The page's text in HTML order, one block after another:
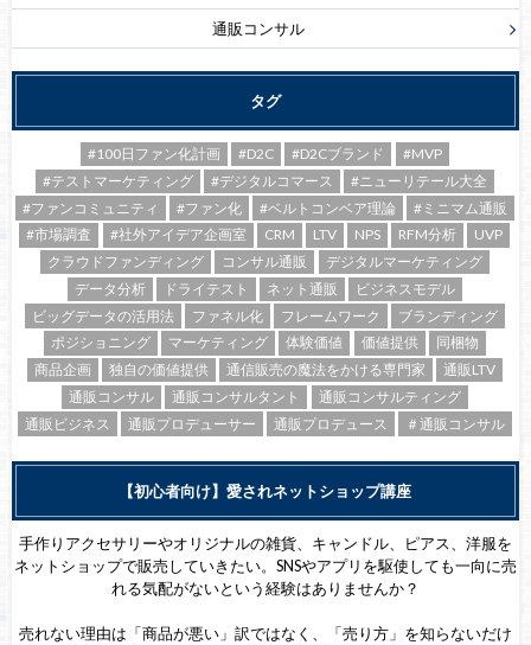
通販コンサル
タグ
#100日ファン化計画 #D2C #D2Cブランド
#MVP
#テストマーケティング
#デジタルコマース
#ニューリテール大全
#ファンコミュニティ
#ファン化 #ベルトコンベア理論
#ミニマム通販
#市場調査
#社外アイデア企画室 CRM LTV NPS RFM分析
UVP
クラウドファンディング
コンサル通販
デジタルマーケティング
データ分析
ドライテスト ネット通販
ビジネスモデル
ビッグデータの活用法
ファネル化 フレームワーク
ブランディング
ポジショニング
マーケティング 体験価値 価値提供
同梱物
商品企画
独自の価値提供 通信販売の魔法をかける専門家
通販LTV
通販コンサル
通販コンサルタント
通販コンサルティング
通販ビジネス
通販プロデューサー 通販プロデュース ＃通販コンサル
【初心者向け】愛されネットショップ講座
手作りアクセサリーやオリジナルの雑貨、キャンドル、ピアス、洋服を
ネットショップで販売していきたい。SNSやアプリを駆使しても一向に売
れる気配がないという経験はありませんか？
売れない理由は「商品が悪い」訳ではなく、「売り方」を知らないだけ